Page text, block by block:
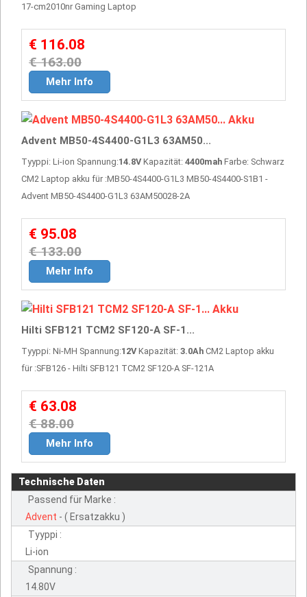
17-cm2010nr Gaming Laptop
€ 116.08
€ 163.00
Mehr Info
Advent MB50-4S4400-G1L3 63AM50...
Tyyppi: Li-ion Spannung:14.8V Kapazität: 4400mah Farbe: Schwarz
CM2 Laptop akku für :MB50-4S4400-G1L3 MB50-4S4400-S1B1 -
Advent MB50-4S4400-G1L3 63AM50028-2A
€ 95.08
€ 133.00
Mehr Info
Hilti SFB121 TCM2 SF120-A SF-1...
Tyyppi: Ni-MH Spannung:12V Kapazität: 3.0Ah CM2 Laptop akku
für :SFB126 - Hilti SFB121 TCM2 SF120-A SF-121A
€ 63.08
€ 88.00
Mehr Info
Technische Daten
Passend für Marke :
Advent - ( Ersatzakku )
Tyyppi :
Li-ion
Spannung :
14.80V